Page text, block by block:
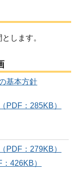
します。
基本方針
PDF：285KB）
PDF：279KB）
426KB）